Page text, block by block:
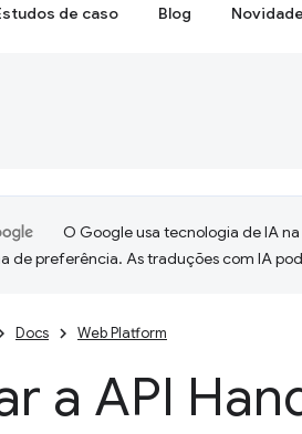
de caso Blog
O Google usa tecnologia de IA
de preferência. As traduções com IA
Docs Web Platform
a API